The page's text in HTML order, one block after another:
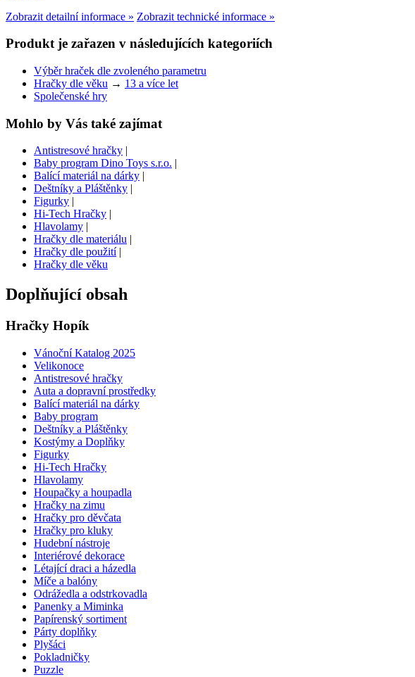
Zobrazit detailní informace » Zobrazit technické informace »
Produkt je zařazen v následujících kategoriích
Výběr hraček dle zvoleného parametru
Hračky dle věku → 13 a více let
Společenské hry
Mohlo by Vás také zajímat
Antistresové hračky |
Baby program Dino Toys s.r.o. |
Balící materiál na dárky |
Deštníky a Pláštěnky |
Figurky |
Hi-Tech Hračky |
Hlavolamy |
Hračky dle materiálu |
Hračky dle použití|
Hračky dle věku
Doplňující obsah
Hračky Hopík
Vánoční Katalog 2025
Velikonoce
Antistresové hračky
Auta a dopravní prostředky
Balící materiál na dárky
Baby program
Deštníky a Pláštěnky
Kostýmy a Doplňky
Figurky
Hi-Tech Hračky
Hlavolamy
Houpačky a houpadla
Hračky na zimu
Hračky pro děvčata
Hračky pro kluky
Hudební nástroje
Interiérové dekorace
Létající draci a házedla
Míče a balóny
Odrážedla a odstrkovadla
Panenky a Miminka
Papírenský sortiment
Párty doplňky
Plyšáci
Pokladničky
Puzzle